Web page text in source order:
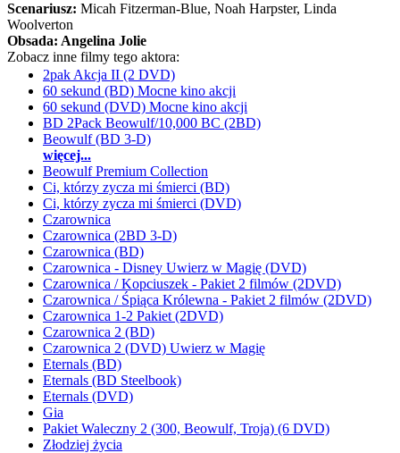
Scenariusz: Micah Fitzerman-Blue, Noah Harpster, Linda
Woolverton
Obsada: Angelina Jolie
Zobacz inne filmy tego aktora:
2pak Akcja II (2 DVD)
60 sekund (BD) Mocne kino akcji
60 sekund (DVD) Mocne kino akcji
BD 2Pack Beowulf/10,000 BC (2BD)
Beowulf (BD 3-D)
więcej...
Beowulf Premium Collection
Ci, którzy zycza mi śmierci (BD)
Ci, którzy zycza mi śmierci (DVD)
Czarownica
Czarownica (2BD 3-D)
Czarownica (BD)
Czarownica - Disney Uwierz w Magię (DVD)
Czarownica / Kopciuszek - Pakiet 2 filmów (2DVD)
Czarownica / Śpiąca Królewna - Pakiet 2 filmów (2DVD)
Czarownica 1-2 Pakiet (2DVD)
Czarownica 2 (BD)
Czarownica 2 (DVD) Uwierz w Magię
Eternals (BD)
Eternals (BD Steelbook)
Eternals (DVD)
Gia
Pakiet Waleczny 2 (300, Beowulf, Troja) (6 DVD)
Złodziej życia